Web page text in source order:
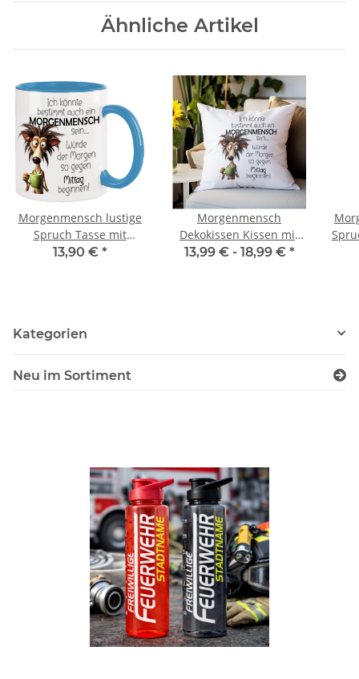
Ähnliche Artikel
Morgenmensch lustige
Spruch Tasse mit
lusigen Design
13,90 € *
Morgenmensch
Dekokissen Kissen mit
Aufdruck Super Soft
13,99 € - 18,99 € *
Kategorien
Neu im Sortiment